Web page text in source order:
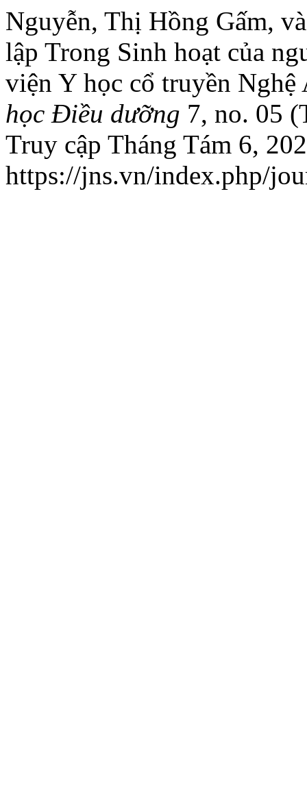
Nguyễn, Thị Hồng Gấm,
lập Trong Sinh hoạt của
viện Y học cổ truyền
học Điều dưỡng 7, no. 05
Truy cập Tháng Tám 6,
https://jns.vn/index.php/